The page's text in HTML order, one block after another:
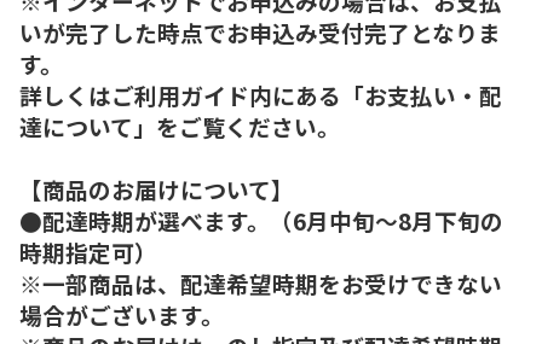
いが完了した時点でお申込み受付完了となりま
す。
詳しくはご利用ガイド内にある「お支払い・配
達について」をご覧ください。
【商品のお届けについて】
●配達時期が選べます。（6月中旬～8月下旬の
時期指定可）
※一部商品は、配達希望時期をお受けできない
場合がございます。